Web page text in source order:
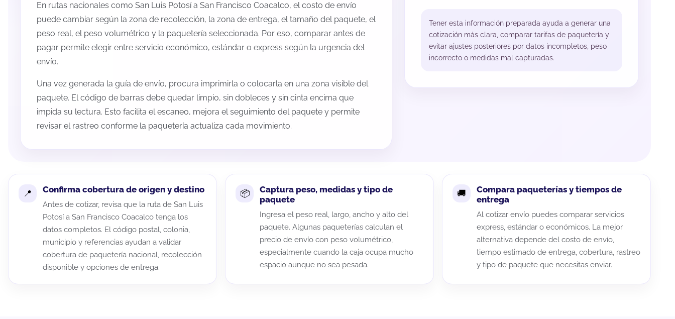
En rutas nacionales como San Luis Potosí a San Francisco Coacalco, el costo de envío
puede cambiar según la zona de recolección, la zona de entrega, el tamaño del paquete, el
peso real, el peso volumétrico y la paquetería seleccionada. Por eso, comparar antes de
pagar permite elegir entre servicio económico, estándar o express según la urgencia del
envío.
Una vez generada la guía de envío, procura imprimirla o colocarla en una zona visible del
paquete. El código de barras debe quedar limpio, sin dobleces y sin cinta encima que
impida su lectura. Esto facilita el escaneo, mejora el seguimiento del paquete y permite
revisar el rastreo conforme la paquetería actualiza cada movimiento.
Tener esta información preparada ayuda a generar una
cotización más clara, comparar tarifas de paquetería y
evitar ajustes posteriores por datos incompletos, peso
incorrecto o medidas mal capturadas.
Confirma cobertura de origen y destino
Antes de cotizar, revisa que la ruta de San Luis
Potosí a San Francisco Coacalco tenga los
datos completos. El código postal, colonia,
municipio y referencias ayudan a validar
cobertura de paquetería nacional, recolección
disponible y opciones de entrega.
Captura peso, medidas y tipo de
paquete
Ingresa el peso real, largo, ancho y alto del
paquete. Algunas paqueterías calculan el
precio de envío con peso volumétrico,
especialmente cuando la caja ocupa mucho
espacio aunque no sea pesada.
Compara paqueterías y tiempos de
entrega
Al cotizar envío puedes comparar servicios
express, estándar o económicos. La mejor
alternativa depende del costo de envío,
tiempo estimado de entrega, cobertura, rastreo
y tipo de paquete que necesitas enviar.